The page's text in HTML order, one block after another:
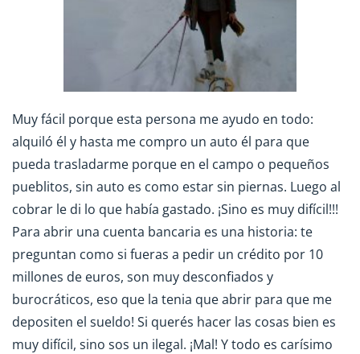
Muy fácil porque esta persona me ayudo en todo:
alquiló él y hasta me compro un auto él para que
pueda trasladarme porque en el campo o pequeños
pueblitos, sin auto es como estar sin piernas. Luego al
cobrar le di lo que había gastado. ¡Sino es muy difícil!!!
Para abrir una cuenta bancaria es una historia: te
preguntan como si fueras a pedir un crédito por 10
millones de euros, son muy desconfiados y
burocráticos, eso que la tenia que abrir para que me
depositen el sueldo! Si querés hacer las cosas bien es
muy difícil, sino sos un ilegal. ¡Mal! Y todo es carísimo